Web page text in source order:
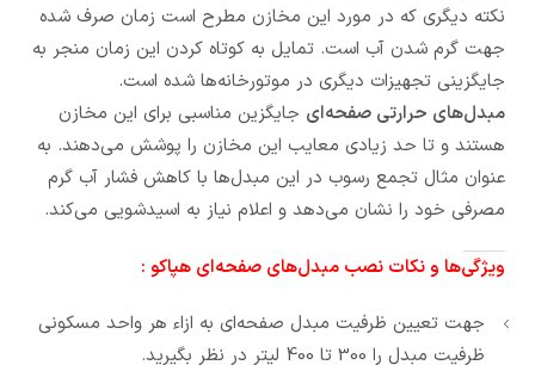
نکته دیگری که در مورد این مخازن مطرح است زمان صرف شده
جهت گرم شدن آب است. تمایل به کوتاه کردن این زمان منجر به
جایگزینی تجهیزات دیگری در موتورخانه‌ها شده است.
مبدل‌های حرارتی صفحه‌ای جایگزین مناسبی برای این مخازن
هستند و تا حد زیادی معایب این مخازن را پوشش می‌دهند. به
عنوان مثال تجمع رسوب در این مبدل‌ها با کاهش فشار آب گرم
مصرفی خود را نشان می‌دهد و اعلام نیاز به اسیدشویی می‌کند.
ویژگی‌ها و نکات نصب مبدل‌های صفحه‌ای هپاکو :
جهت تعیین ظرفیت مبدل صفحه‌ای به ازاء هر واحد مسکونی
ظرفیت مبدل را 300 تا 400 لیتر در نظر بگیرید.